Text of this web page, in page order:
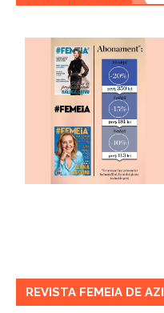
REVISTA FEMEIA DE AZI